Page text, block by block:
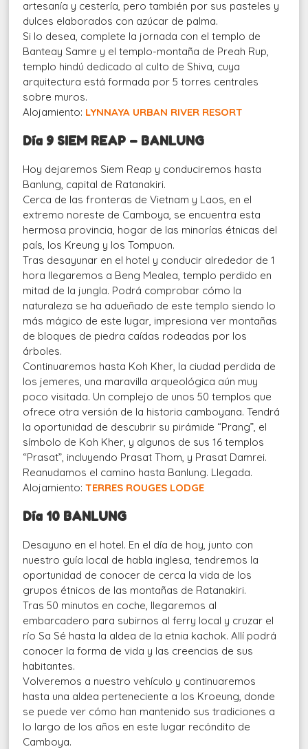
artesanía y cestería, pero también por sus pasteles y
dulces elaborados con azúcar de palma.
Si lo desea, complete la jornada con el templo de
Banteay Samre y el templo-montaña de Preah Rup,
templo hindú dedicado al culto de Shiva, cuya
arquitectura está formada por 5 torres centrales
sobre muros.
Alojamiento: LYNNAYA URBAN RIVER RESORT
Día 9 SIEM REAP – BANLUNG
Hoy dejaremos Siem Reap y conduciremos hasta
Banlung, capital de Ratanakiri.
Cerca de las fronteras de Vietnam y Laos, en el
extremo noreste de Camboya, se encuentra esta
hermosa provincia, hogar de las minorías étnicas del
país, los Kreung y los Tompuon.
Tras desayunar en el hotel y conducir alrededor de 1
hora llegaremos a Beng Mealea, templo perdido en
mitad de la jungla. Podrá comprobar cómo la
naturaleza se ha adueñado de este templo siendo lo
más mágico de este lugar, impresiona ver montañas
de bloques de piedra caídas rodeadas por los
árboles.
Continuaremos hasta Koh Kher, la ciudad perdida de
los jemeres, una maravilla arqueológica aún muy
poco visitada. Un complejo de unos 50 templos que
ofrece otra versión de la historia camboyana. Tendrá
la oportunidad de descubrir su pirámide “Prang”, el
símbolo de Koh Kher, y algunos de sus 16 templos
“Prasat”, incluyendo Prasat Thom, y Prasat Damrei.
Reanudamos el camino hasta Banlung. Llegada.
Alojamiento:TERRES ROUGES LODGE
Día 10 BANLUNG
Desayuno en el hotel. En el día de hoy, junto con
nuestro guía local de habla inglesa, tendremos la
oportunidad de conocer de cerca la vida de los
grupos étnicos de las montañas de Ratanakiri.
Tras 50 minutos en coche, llegaremos al
embarcadero para subirnos al ferry local y cruzar el
río Sa Sé hasta la aldea de la etnia kachok. Allí podrá
conocer la forma de vida y las creencias de sus
habitantes.
Volveremos a nuestro vehículo y continuaremos
hasta una aldea perteneciente a los Kroeung, donde
se puede ver cómo han mantenido sus tradiciones a
lo largo de los años en este lugar recóndito de
Camboya.